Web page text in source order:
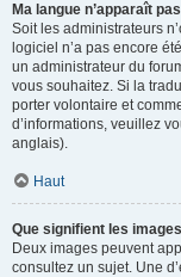
Ma langue n’apparaît
Soit les administrateurs
logiciel n’a pas encore
un administrateur du
vous souhaitez. Si la
porter volontaire et
d’informations, veuillez
anglais).
Haut
Que signifient les
Deux images peuvent
consultez un sujet. Une